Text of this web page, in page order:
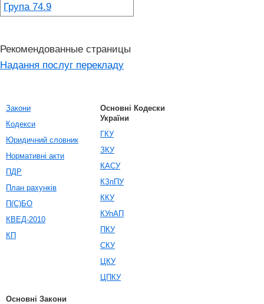
Група 74.9
Рекомендованные страницы
Надання послуг перекладу
Закони
Кодекси
Юридичний словник
Нормативні акти
ПДР
План рахунків
П(С)БО
КВЕД-2010
КП
Основні Кодески
України
ГКУ
ЗКУ
КАСУ
КЗпПУ
ККУ
КУпАП
ПКУ
СКУ
ЦКУ
ЦПКУ
Основні Закони